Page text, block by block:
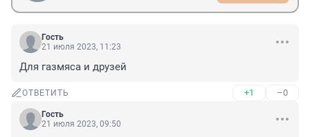
Гость
21 июля 2023, 11:23
Для газмяса и друзей
ОТВЕТИТЬ +1 –0
Гость
21 июля 2023, 09:50